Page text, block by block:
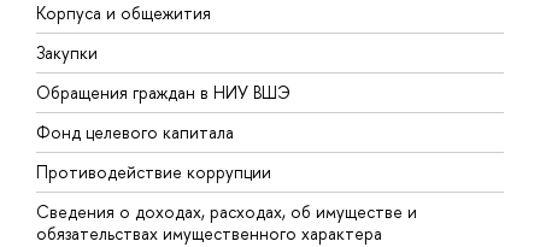
Корпуса и общежития
Закупки
Обращения граждан в НИУ ВШЭ
Фонд целевого капитала
Противодействие коррупции
Сведения о доходах, расходах, об имуществе и
обязательствах имущественного характера